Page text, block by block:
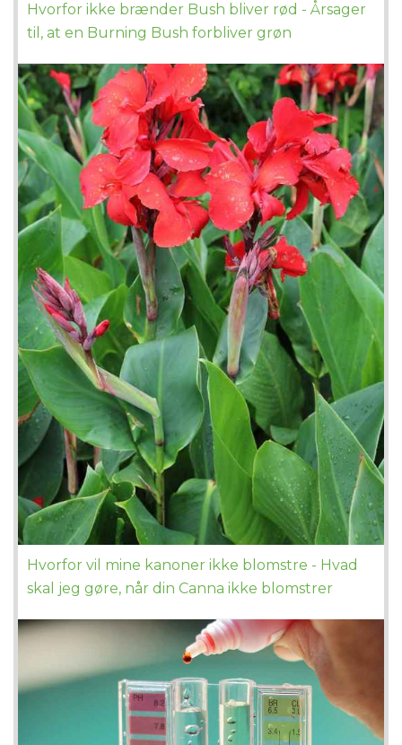
Hvorfor ikke brænder Bush bliver rød - Årsager
til, at en Burning Bush forbliver grøn
Hvorfor vil mine kanoner ikke blomstre - Hvad
skal jeg gøre, når din Canna ikke blomstrer